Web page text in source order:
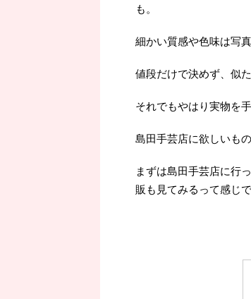
も。
細かい質感や色味は写
値段だけで決めず、似
それでもやはり実物を
島田手芸店に欲しいも
まずは島田手芸店に行
販も見てみるって感じ